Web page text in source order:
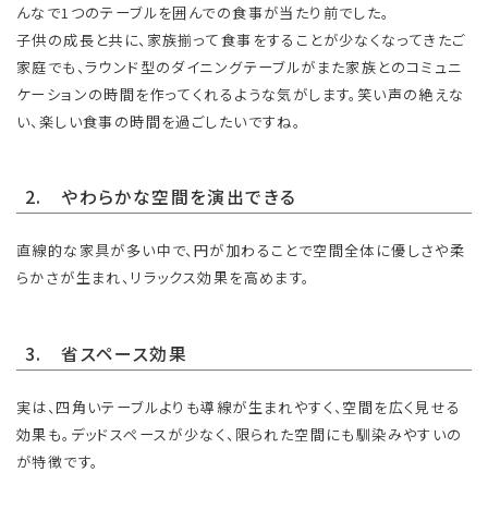
んなで1つのテーブルを囲んでの食事が当たり前でした。
子供の成長と共に、家族揃って食事をすることが少なくなってきたご
家庭でも、ラウンド型のダイニングテーブルがまた家族とのコミュニ
ケーションの時間を作ってくれるような気がします。笑い声の絶えな
い、楽しい食事の時間を過ごしたいですね。
2. やわらかな空間を演出できる
直線的な家具が多い中で、円が加わることで空間全体に優しさや柔
らかさが生まれ、リラックス効果を高めます。
3. 省スペース効果
実は、四角いテーブルよりも導線が生まれやすく、空間を広く見せる
効果も。デッドスペースが少なく、限られた空間にも馴染みやすいの
が特徴です。